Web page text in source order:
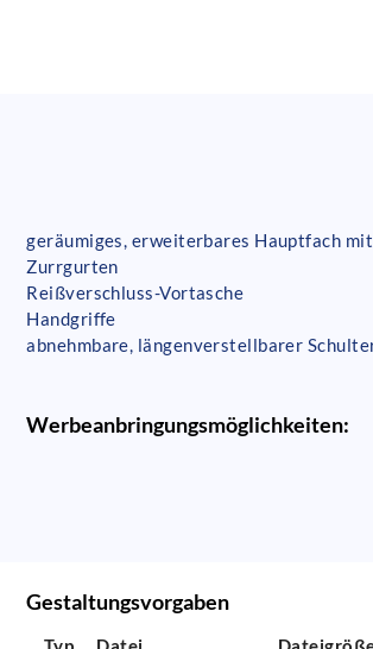
geräumiges, erweiterbares Hauptfach
Zurrgurten
Reißverschluss-Vortasche
Handgriffe
abnehmbare, längenverstellbarer
Werbeanbringungsmöglichkeiten:
Gestaltungsvorgaben